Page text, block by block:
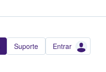
Suporte Entrar